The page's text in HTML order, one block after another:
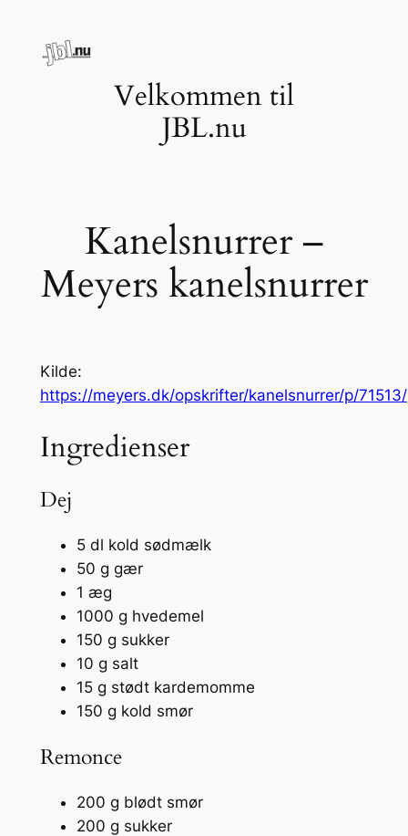
indhold
Velkommen til
JBL.nu
Kanelsnurrer –
Meyers kanelsnurrer
Kilde:
https://meyers.dk/opskrifter/kanelsnurrer/p/71513/
Ingredienser
Dej
5 dl kold sødmælk
50 g gær
1 æg
1000 g hvedemel
150 g sukker
10 g salt
15 g stødt kardemomme
150 g kold smør
Remonce
200 g blødt smør
200 g sukker